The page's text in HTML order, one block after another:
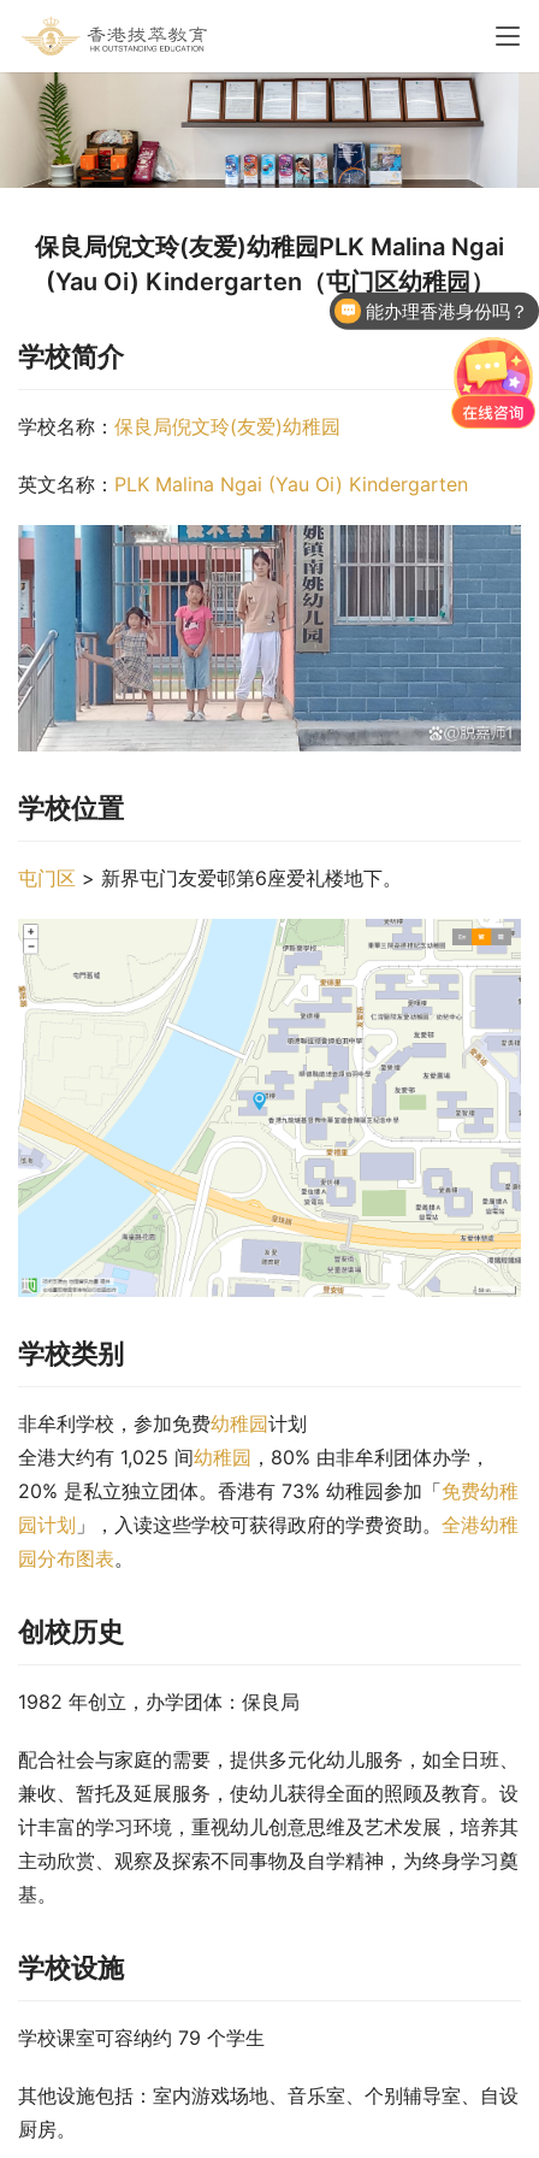
保良局倪文玲(友爱)幼稚园PLK Malina Ngai
(Yau Oi) Kindergarten（屯门区幼稚园）
学校简介
学校名称： 保良局倪文玲(友爱)幼稚园
英文名称： PLK Malina Ngai (Yau Oi) Kindergarten
学校位置
屯门区 > 新界屯门友爱邨第6座爱礼楼地下。
学校类别
非牟利学校，参加免费幼稚园计划
全港大约有 1,025 间幼稚园 ，80% 由非牟利团体办学，
20% 是私立独立团体。香港有 73% 幼稚园参加「免费幼稚
园计划 」，入读这些学校可获得政府的学费资助。 全港幼稚
园分布图表。
创校历史
1982 年创立，办学团体：保良局
配合社会与家庭的需要，提供多元化幼儿服务，如全日班、
兼收、暂托及延展服务，使幼儿获得全面的照顾及教育。设
计丰富的学习环境，重视幼儿创意思维及艺术发展，培养其
主动欣赏、观察及探索不同事物及自学精神，为终身学习奠
基。
学校设施
学校课室可容纳约 79 个学生
其他设施包括：室内游戏场地、音乐室、个别辅导室、自设
厨房。
能办理香港身份吗？